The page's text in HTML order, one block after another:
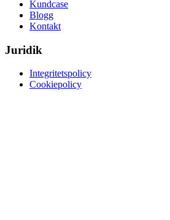
Kundcase
Blogg
Kontakt
Juridik
Integritetspolicy
Cookiepolicy